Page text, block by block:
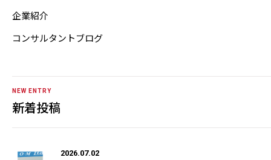
企業紹介
コンサルタントブログ
NEW ENTRY
新着投稿
2026.07.02